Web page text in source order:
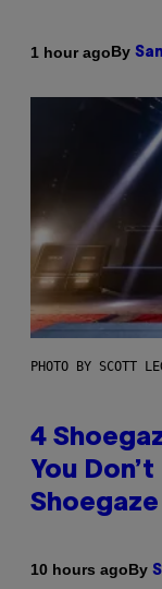
1 hour agoBy
PHOTO BY SCOTT
4
You
Shoegaze
10 hours agoBy